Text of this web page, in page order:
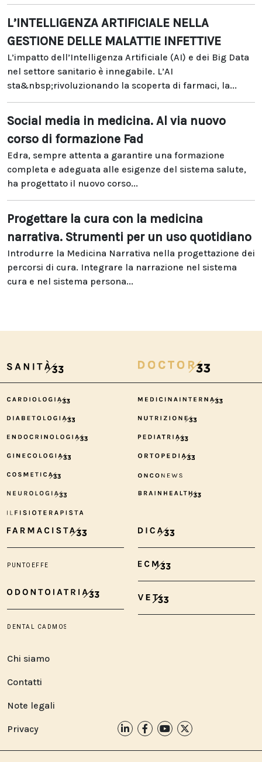
L’INTELLIGENZA ARTIFICIALE NELLA
GESTIONE DELLE MALATTIE INFETTIVE
L’impatto dell’Intelligenza Artificiale (AI) e dei Big Data
nel settore sanitario è innegabile. L’AI
sta&nbsp;rivoluzionando la scoperta di farmaci, la...
Social media in medicina. Al via nuovo
corso di formazione Fad
Edra, sempre attenta a garantire una formazione
completa e adeguata alle esigenze del sistema salute,
ha progettato il nuovo corso...
Progettare la cura con la medicina
narrativa. Strumenti per un uso quotidiano
Introdurre la Medicina Narrativa nella progettazione dei
percorsi di cura. Integrare la narrazione nel sistema
cura e nel sistema persona...
Chi siamo
Contatti
Note legali
Privacy